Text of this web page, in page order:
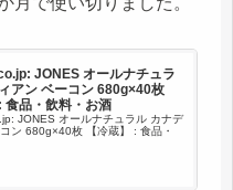
JONES オールナチュラ
アン ベーコン 680g×40枚
: 食品・飲料・お酒
JONES オールナチュラル カナデ
ン 680g×40枚 【冷蔵】 : 食品・